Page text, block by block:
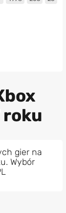
roku
gier na
Wybór